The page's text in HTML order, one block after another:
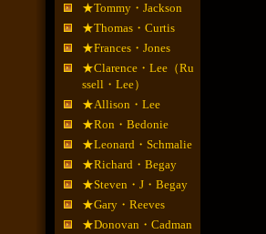
★Tommy・Jackson
★Thomas・Curtis
★Frances・Jones
★Clarence・Lee（Ru
ssell・Lee）
★Allison・Lee
★Ron・Bedonie
★Leonard・Schmalie
★Richard・Begay
★Steven・J・Begay
★Gary・Reeves
★Donovan・Cadman